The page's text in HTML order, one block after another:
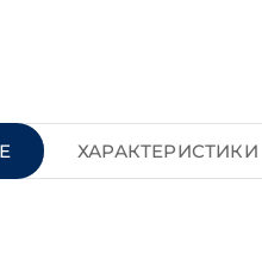
ХАРАКТЕРИСТИКИ